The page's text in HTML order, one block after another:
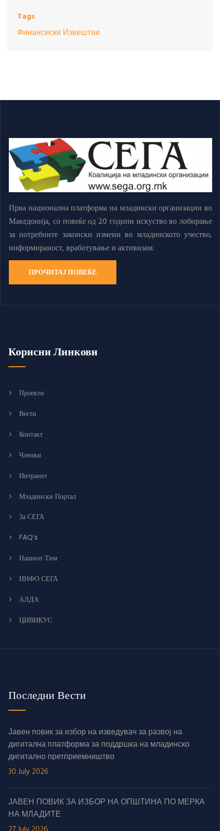
Tags
Финансиски Извештаи
Прва национална платформа на младински организации во
Македонија, со повеќе од 20 години искуство во лобирање
за потребните законски измени во младинското учество,
информираност, вработување и активизам.
ПРОЧИТАЈ ПОВЕЌЕ
Корисни Линкови
Проекти
Вести
Контакт
Членки
Интранет
Младински Портал
За СЕГА
FAQ’s
Нашиот Тим
ИНФО СЕГА
АЛДА
ЦИВИКУС
Последни Вести
Јавен повик за избор на изведувач за развој на
дигитална платформа за поддршка на младинско
дигитално претприемништво
30 July 2026
ЈАВЕН ПОВИК ЗА ИЗБОР НА ОПШТИНА ПО МЕРКА
НА МЛАДИТЕ